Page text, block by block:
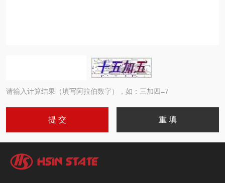
请输入计算结果（填写阿拉伯数字），如：三加四=7